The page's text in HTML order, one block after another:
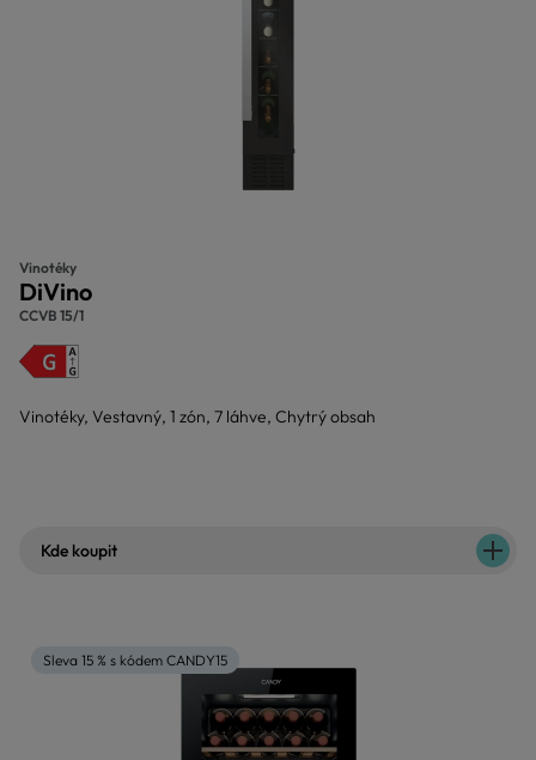
Vinotéky
DiVino
CCVB 15/1
Vinotéky, Vestavný, 1 zón, 7 láhve, Chytrý obsah
Kde koupit
Sleva 15 % s kódem CANDY15